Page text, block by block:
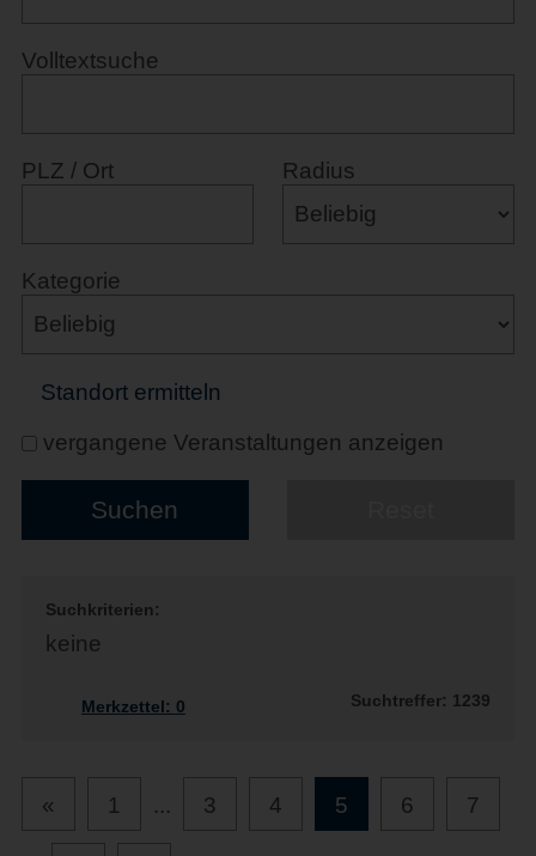
Volltextsuche
PLZ / Ort Radius
Kategorie
Standort ermitteln
vergangene Veranstaltungen anzeigen
Suchkriterien:
keine
Merkzettel: 0 Suchtreffer: 1239
« 1 ... 3 4 5 6 7